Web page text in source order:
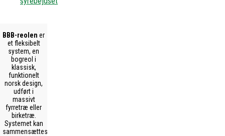
BBB-reolen er
et fleksibelt
system, en
bogreol i
klassisk,
funktionelt
norsk design,
udført i
massivt
fyrretræ eller
birketræ.
Systemet kan
sammensættes